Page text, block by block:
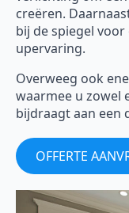
creëren.
bij de spiegel
upervaring.
Overweeg ook
waarmee u zowel
bijdraagt aan een
OFFERTE